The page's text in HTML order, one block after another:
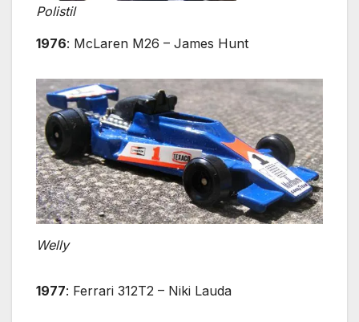
Polistil
1976: McLaren M26 – James Hunt
Welly
1977: Ferrari 312T2 – Niki Lauda